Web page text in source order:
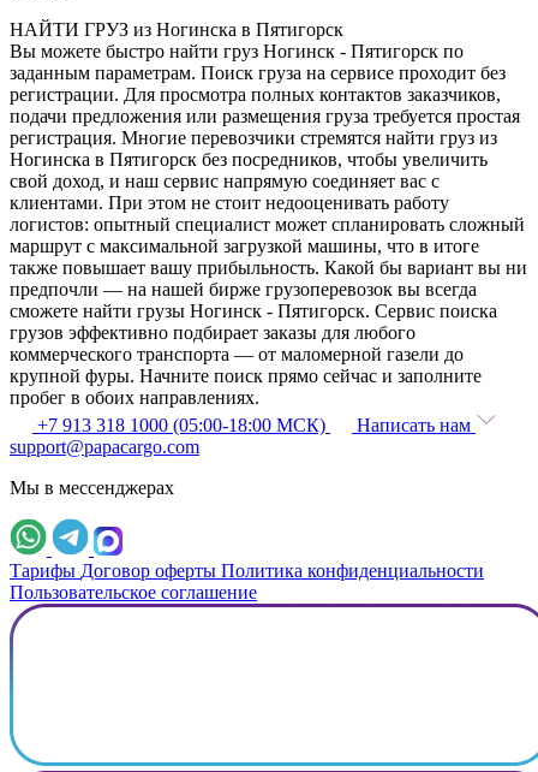
НАЙТИ ГРУЗ из Ногинска в Пятигорск
Вы можете быстро найти груз Ногинск - Пятигорск по
заданным параметрам. Поиск груза на сервисе проходит без
регистрации. Для просмотра полных контактов заказчиков,
подачи предложения или размещения груза требуется простая
регистрация. Многие перевозчики стремятся найти груз из
Ногинска в Пятигорск без посредников, чтобы увеличить
свой доход, и наш сервис напрямую соединяет вас с
клиентами. При этом не стоит недооценивать работу
логистов: опытный специалист может спланировать сложный
маршрут с максимальной загрузкой машины, что в итоге
также повышает вашу прибыльность. Какой бы вариант вы ни
предпочли — на нашей бирже грузоперевозок вы всегда
сможете найти грузы Ногинск - Пятигорск. Сервис поиска
грузов эффективно подбирает заказы для любого
коммерческого транспорта — от маломерной газели до
крупной фуры. Начните поиск прямо сейчас и заполните
пробег в обоих направлениях.
+7 913 318 1000 (05:00-18:00 МСК)
Написать нам
support@papacargo.com
Мы в мессенджерах
Тарифы Договор оферты Политика конфиденциальности
Пользовательское соглашение